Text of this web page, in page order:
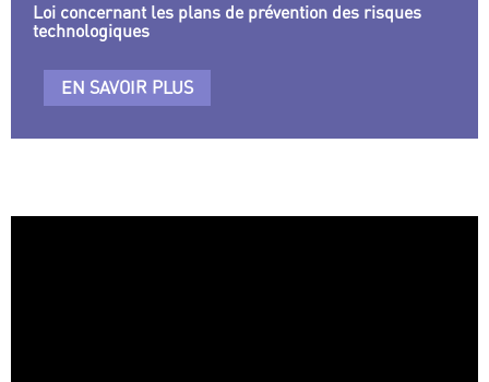
Loi concernant les plans de prévention des risques
technologiques
EN SAVOIR PLUS